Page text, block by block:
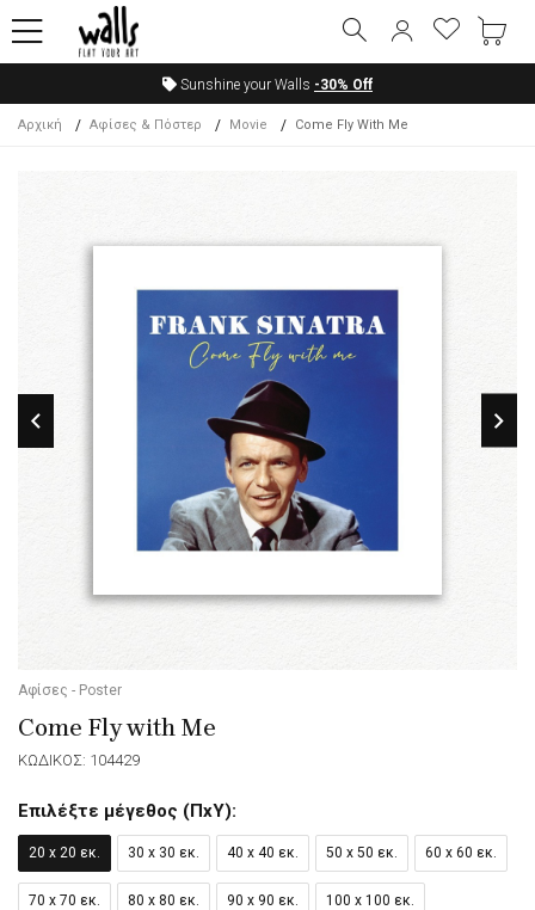
Sunshine your Walls -30% Off
Αρχική Αφίσες & Πόστερ Movie Come Fly With Me
Αφίσες - Poster
Come Fly with Me
ΚΩΔΙΚΟΣ: 104429
Επιλέξτε μέγεθος (ΠxΥ):
20 x 20 εκ. 30 x 30 εκ. 40 x 40 εκ. 50 x 50 εκ. 60 x 60 εκ.
70 x 70 εκ. 80 x 80 εκ. 90 x 90 εκ. 100 x 100 εκ.